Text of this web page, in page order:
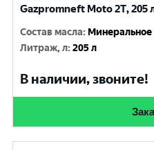
Gazpromneft Мoto 2Т, 205
Состав масла: Минеральное
Литраж, л:205 л
В наличии, звоните!